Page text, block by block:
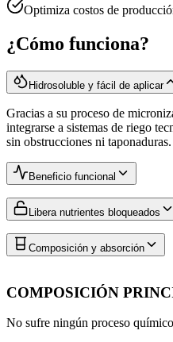
Optimiza costos de
¿Cómo funciona?
Hidrosoluble y fácil de aplicar
Gracias a su proceso de
integrarse a sistemas de riego
sin obstrucciones ni taponaduras.
Beneficio funcional
Libera nutrientes bloqueados
Composición y absorción
COMPOSICIÓN
No sufre ningún proceso